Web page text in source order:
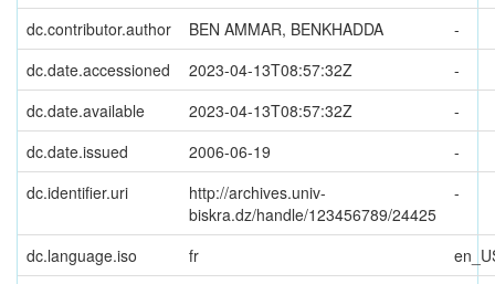
dc.contributor.author
BEN AMMAR, BENKHADDA
-
dc.date.accessioned
2023-04-13T08:57:32Z
-
dc.date.available
2023-04-13T08:57:32Z
-
dc.date.issued
2006-06-19
-
dc.identifier.uri
http://archives.univ-
biskra.dz/handle/123456789/24425
-
dc.language.iso fr